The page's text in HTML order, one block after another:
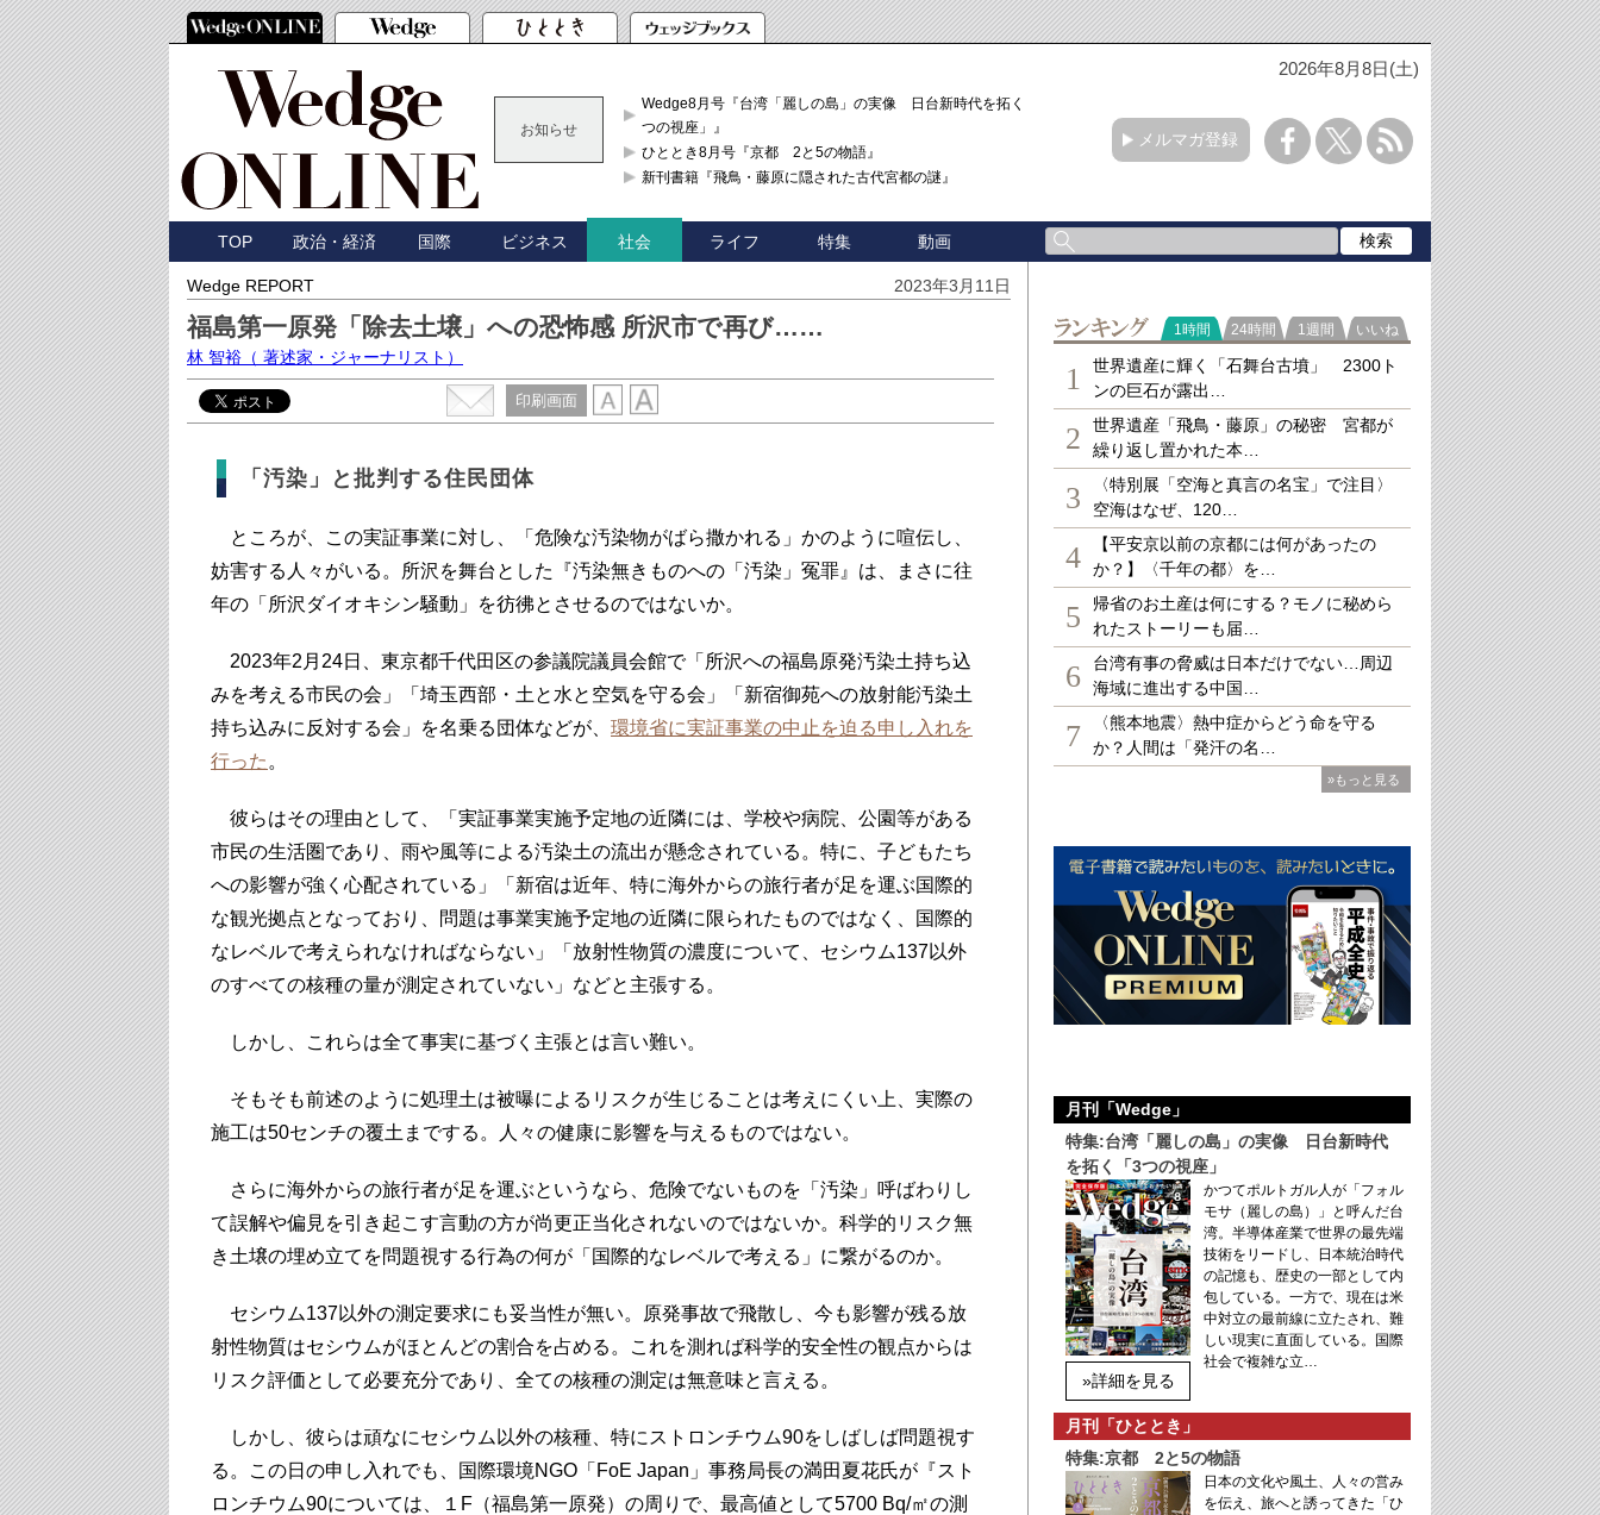
2026年8月8日(土)
お知らせ
Wedge8月号『台湾「麗しの島」の実像 日台新時代を拓く「3
つの視座」』
ひととき8月号『京都 2と5の物語』
新刊書籍『飛鳥・藤原に隠された古代宮都の謎』
メルマガ登録
TOP 政治・経済 国際 ビジネス 社会 ライフ 特集 動画
Wedge REPORT 2023年3月11日
福島第一原発「除去土壌」への恐怖感 所沢市で再び……
林 智裕 （ 著述家・ジャーナリスト）
印刷画面
「汚染」と批判する住民団体
ところが、この実証事業に対し、「危険な汚染物がばら撒かれる」かのように喧伝し、
妨害する人々がいる。所沢を舞台とした『汚染無きものへの「汚染」冤罪』は、まさに往
年の「所沢ダイオキシン騒動」を彷彿とさせるのではないか。
2023年2月24日、東京都千代田区の参議院議員会館で「所沢への福島原発汚染土持ち込
みを考える市民の会」「埼玉西部・土と水と空気を守る会」「新宿御苑への放射能汚染土
持ち込みに反対する会」を名乗る団体などが、 環境省に実証事業の中止を迫る申し入れを
行った 。
彼らはその理由として、「実証事業実施予定地の近隣には、学校や病院、公園等がある
市民の生活圏であり、雨や風等による汚染土の流出が懸念されている。特に、子どもたち
への影響が強く心配されている」「新宿は近年、特に海外からの旅行者が足を運ぶ国際的
な観光拠点となっており、問題は事業実施予定地の近隣に限られたものではなく、国際的
なレベルで考えられなければならない」「放射性物質の濃度について、セシウム137以外
のすべての核種の量が測定されていない」などと主張する。
しかし、これらは全て事実に基づく主張とは言い難い。
そもそも前述のように処理土は被曝によるリスクが生じることは考えにくい上、実際の
施工は50センチの覆土までする。人々の健康に影響を与えるものではない。
さらに海外からの旅行者が足を運ぶというなら、危険でないものを「汚染」呼ばわりし
て誤解や偏見を引き起こす言動の方が尚更正当化されないのではないか。科学的リスク無
き土壌の埋め立てを問題視する行為の何が「国際的なレベルで考える」に繋がるのか。
セシウム137以外の測定要求にも妥当性が無い。原発事故で飛散し、今も影響が残る放
射性物質はセシウムがほとんどの割合を占める。これを測れば科学的安全性の観点からは
リスク評価として必要充分であり、全ての核種の測定は無意味と言える。
しかし、彼らは頑なにセシウム以外の核種、特にストロンチウム90をしばしば問題視す
る。この日の申し入れでも、国際環境NGO「FoE Japan」事務局長の満田夏花氏が『スト
ロンチウム90については、１F（福島第一原発）の周りで、最高値として5700 Bq/㎡の測
ランキング
1時間 24時間 1週間 いいね
1
世界遺産に輝く「石舞台古墳」 2300ト
ンの巨石が露出…
2
世界遺産「飛鳥・藤原」の秘密 宮都が
繰り返し置かれた本…
3
〈特別展「空海と真言の名宝」で注目〉
空海はなぜ、120…
4
【平安京以前の京都には何があったの
か？】〈千年の都〉を…
5
帰省のお土産は何にする？モノに秘めら
れたストーリーも届…
6
台湾有事の脅威は日本だけでない…周辺
海域に進出する中国…
7
〈熊本地震〉熱中症からどう命を守る
か？人間は「発汗の名…
»もっと見る
月刊「Wedge」
特集:台湾「麗しの島」の実像 日台新時代
を拓く「3つの視座」
»詳細を見る
かつてポルトガル人が「フォル
モサ（麗しの島）」と呼んだ台
湾。半導体産業で世界の最先端
技術をリードし、日本統治時代
の記憶も、歴史の一部として内
包している。一方で、現在は米
中対立の最前線に立たされ、難
しい現実に直面している。国際
社会で複雑な立…
月刊「ひととき」
特集:京都 2と5の物語
日本の文化や風土、人々の営み
を伝え、旅へと誘ってきた「ひ